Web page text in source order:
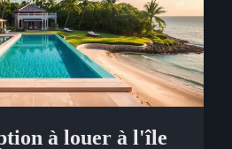
à louer à l'île